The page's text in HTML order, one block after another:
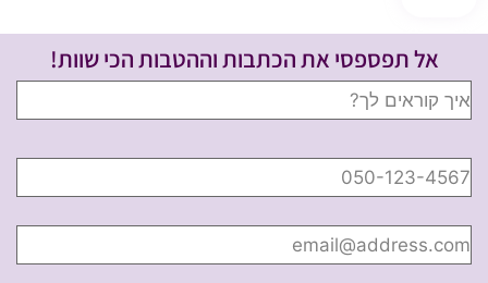
אל תפספסי את הכתבות וההטבות הכי שוות!